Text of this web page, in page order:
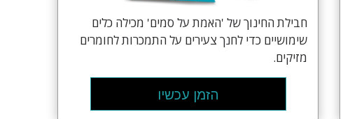
חבילת החינוך של 'האמת על סמים' מכילה כלים
שימושיים כדי לחנך צעירים על התמכרות לחומרים
מזיקים.
הזמן עכשיו